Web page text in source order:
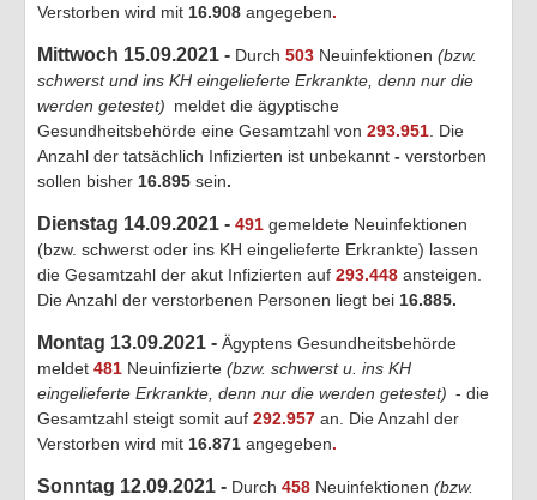
Verstorben wird mit 16.908 angegeben.
Mittwoch 15.09.2021 - Durch 503 Neuinfektionen (bzw.
schwerst und ins KH eingelieferte Erkrankte, denn nur die
werden getestet) meldet die ägyptische
Gesundheitsbehörde eine Gesamtzahl von 293.951 . Die
Anzahl der tatsächlich Infizierten ist unbekannt - verstorben
sollen bisher 16.895 sein.
Dienstag 14.09.2021 - 491 gemeldete Neuinfektionen
(bzw. schwerst oder ins KH eingelieferte Erkrankte) lassen
die Gesamtzahl der akut Infizierten auf 293.448 ansteigen.
Die Anzahl der verstorbenen Personen liegt bei 16.885.
Montag 13.09.2021 - Ägyptens Gesundheitsbehörde
meldet 481 Neuinfizierte (bzw. schwerst u. ins KH
eingelieferte Erkrankte, denn nur die werden getestet) - die
Gesamtzahl steigt somit auf 292.957 an. Die Anzahl der
Verstorben wird mit 16.871 angegeben.
Sonntag 12.09.2021 - Durch 458 Neuinfektionen (bzw.